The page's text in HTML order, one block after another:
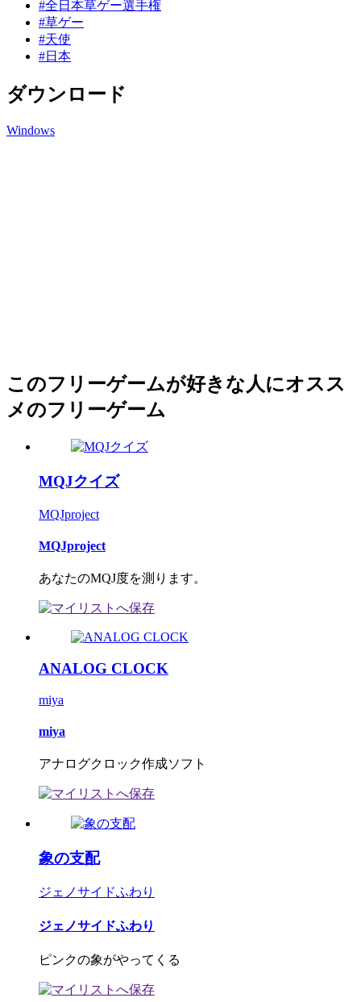
#全日本草ゲー選手権
#草ゲー
#天使
#日本
ダウンロード
Windows
このフリーゲームが好きな人にオスス
メのフリーゲーム
MQJクイズ
MQJproject
MQJproject
あなたのMQJ度を測ります。
ANALOG CLOCK
miya
miya
アナログクロック作成ソフト
象の支配
ジェノサイドふわり
ジェノサイドふわり
ピンクの象がやってくる